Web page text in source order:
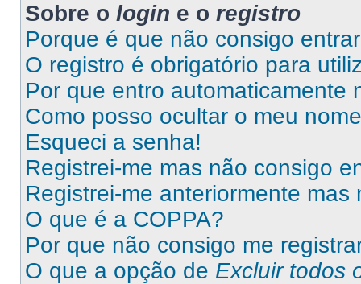
Sobre o login e o registro
Porque é que não consigo
O registro é obrigatório para
Por que entro automaticamente
Como posso ocultar o meu
Esqueci a senha!
Registrei-me mas não consigo
Registrei-me anteriormente
O que é a COPPA?
Por que não consigo me
O que a opção de Excluir todos